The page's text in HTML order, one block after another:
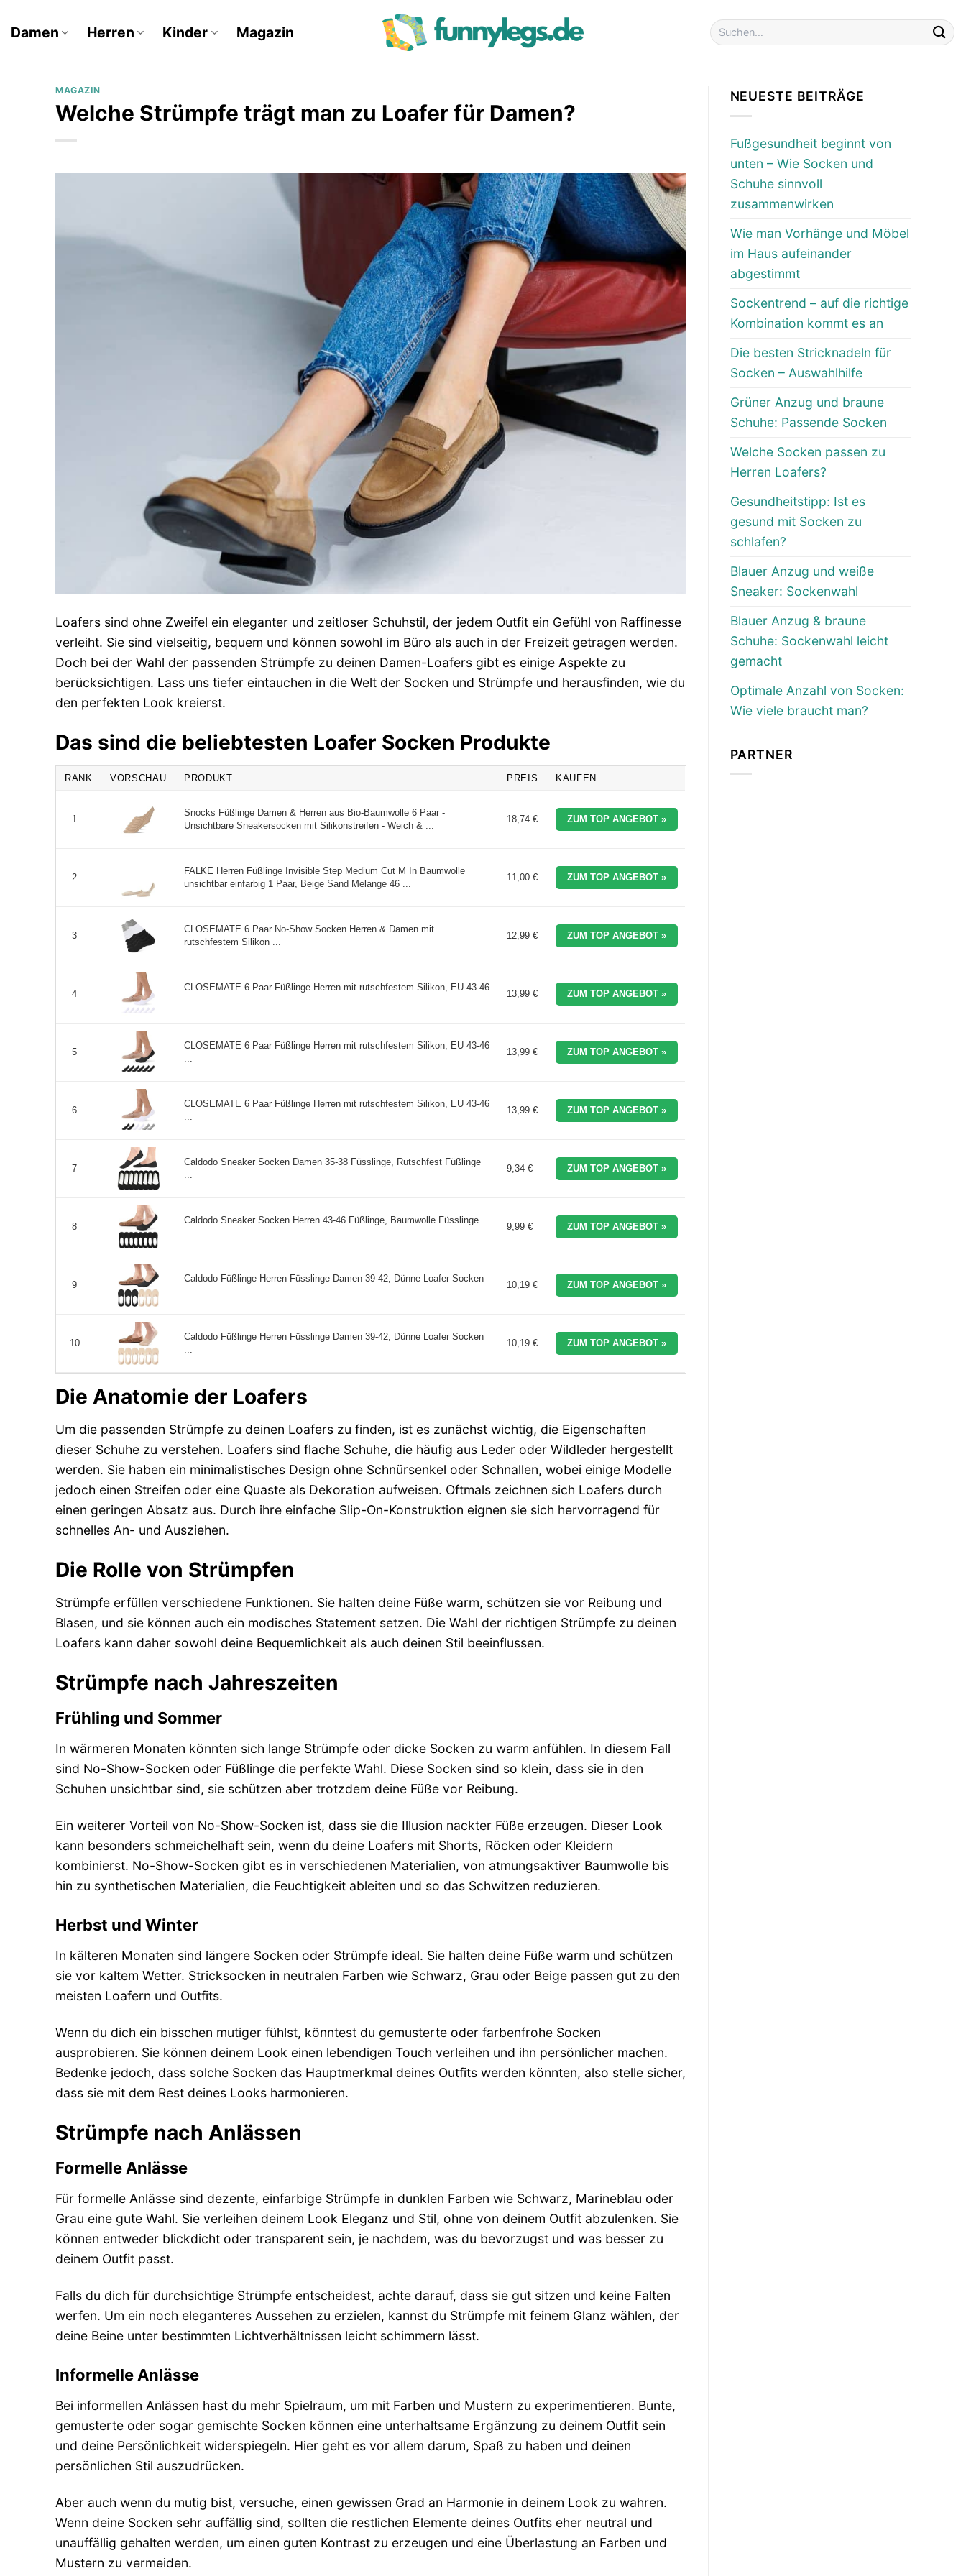
Inhalt
Damen Herren Kinder Magazin
Suchen
nach:
MAGAZIN
Welche Strümpfe trägt man zu Loafer für Damen?
Loafers sind ohne Zweifel ein eleganter und zeitloser Schuhstil, der jedem Outfit ein Gefühl von Raffinesse
verleiht. Sie sind vielseitig, bequem und können sowohl im Büro als auch in der Freizeit getragen werden.
Doch bei der Wahl der passenden Strümpfe zu deinen Damen-Loafers gibt es einige Aspekte zu
berücksichtigen. Lass uns tiefer eintauchen in die Welt der Socken und Strümpfe und herausfinden, wie du
den perfekten Look kreierst.
Das sind die beliebtesten Loafer Socken Produkte
RANK VORSCHAU PRODUKT PREIS KAUFEN
1
Snocks Füßlinge Damen & Herren aus Bio-Baumwolle 6 Paar -
Unsichtbare Sneakersocken mit Silikonstreifen - Weich & ...
18,74 € ZUM TOP ANGEBOT »
2
FALKE Herren Füßlinge Invisible Step Medium Cut M In Baumwolle
unsichtbar einfarbig 1 Paar, Beige Sand Melange 46 ...
11,00 € ZUM TOP ANGEBOT »
3
CLOSEMATE 6 Paar No-Show Socken Herren & Damen mit
rutschfestem Silikon ...
12,99 € ZUM TOP ANGEBOT »
4
CLOSEMATE 6 Paar Füßlinge Herren mit rutschfestem Silikon, EU 43-46
...
13,99 € ZUM TOP ANGEBOT »
5
CLOSEMATE 6 Paar Füßlinge Herren mit rutschfestem Silikon, EU 43-46
...
13,99 € ZUM TOP ANGEBOT »
6
CLOSEMATE 6 Paar Füßlinge Herren mit rutschfestem Silikon, EU 43-46
...
13,99 € ZUM TOP ANGEBOT »
7
Caldodo Sneaker Socken Damen 35-38 Füsslinge, Rutschfest Füßlinge
...
9,34 € ZUM TOP ANGEBOT »
8
Caldodo Sneaker Socken Herren 43-46 Füßlinge, Baumwolle Füsslinge
...
9,99 € ZUM TOP ANGEBOT »
9
Caldodo Füßlinge Herren Füsslinge Damen 39-42, Dünne Loafer Socken
...
10,19 € ZUM TOP ANGEBOT »
10
Caldodo Füßlinge Herren Füsslinge Damen 39-42, Dünne Loafer Socken
...
10,19 € ZUM TOP ANGEBOT »
Die Anatomie der Loafers
Um die passenden Strümpfe zu deinen Loafers zu finden, ist es zunächst wichtig, die Eigenschaften
dieser Schuhe zu verstehen. Loafers sind flache Schuhe, die häufig aus Leder oder Wildleder hergestellt
werden. Sie haben ein minimalistisches Design ohne Schnürsenkel oder Schnallen, wobei einige Modelle
jedoch einen Streifen oder eine Quaste als Dekoration aufweisen. Oftmals zeichnen sich Loafers durch
einen geringen Absatz aus. Durch ihre einfache Slip-On-Konstruktion eignen sie sich hervorragend für
schnelles An- und Ausziehen.
Die Rolle von Strümpfen
Strümpfe erfüllen verschiedene Funktionen. Sie halten deine Füße warm, schützen sie vor Reibung und
Blasen, und sie können auch ein modisches Statement setzen. Die Wahl der richtigen Strümpfe zu deinen
Loafers kann daher sowohl deine Bequemlichkeit als auch deinen Stil beeinflussen.
Strümpfe nach Jahreszeiten
Frühling und Sommer
In wärmeren Monaten könnten sich lange Strümpfe oder dicke Socken zu warm anfühlen. In diesem Fall
sind No-Show-Socken oder Füßlinge die perfekte Wahl. Diese Socken sind so klein, dass sie in den
Schuhen unsichtbar sind, sie schützen aber trotzdem deine Füße vor Reibung.
Ein weiterer Vorteil von No-Show-Socken ist, dass sie die Illusion nackter Füße erzeugen. Dieser Look
kann besonders schmeichelhaft sein, wenn du deine Loafers mit Shorts, Röcken oder Kleidern
kombinierst. No-Show-Socken gibt es in verschiedenen Materialien, von atmungsaktiver Baumwolle bis
hin zu synthetischen Materialien, die Feuchtigkeit ableiten und so das Schwitzen reduzieren.
Herbst und Winter
In kälteren Monaten sind längere Socken oder Strümpfe ideal. Sie halten deine Füße warm und schützen
sie vor kaltem Wetter. Stricksocken in neutralen Farben wie Schwarz, Grau oder Beige passen gut zu den
meisten Loafern und Outfits.
Wenn du dich ein bisschen mutiger fühlst, könntest du gemusterte oder farbenfrohe Socken
ausprobieren. Sie können deinem Look einen lebendigen Touch verleihen und ihn persönlicher machen.
Bedenke jedoch, dass solche Socken das Hauptmerkmal deines Outfits werden könnten, also stelle sicher,
dass sie mit dem Rest deines Looks harmonieren.
Strümpfe nach Anlässen
Formelle Anlässe
Für formelle Anlässe sind dezente, einfarbige Strümpfe in dunklen Farben wie Schwarz, Marineblau oder
Grau eine gute Wahl. Sie verleihen deinem Look Eleganz und Stil, ohne von deinem Outfit abzulenken. Sie
können entweder blickdicht oder transparent sein, je nachdem, was du bevorzugst und was besser zu
deinem Outfit passt.
Falls du dich für durchsichtige Strümpfe entscheidest, achte darauf, dass sie gut sitzen und keine Falten
werfen. Um ein noch eleganteres Aussehen zu erzielen, kannst du Strümpfe mit feinem Glanz wählen, der
deine Beine unter bestimmten Lichtverhältnissen leicht schimmern lässt.
Informelle Anlässe
Bei informellen Anlässen hast du mehr Spielraum, um mit Farben und Mustern zu experimentieren. Bunte,
gemusterte oder sogar gemischte Socken können eine unterhaltsame Ergänzung zu deinem Outfit sein
und deine Persönlichkeit widerspiegeln. Hier geht es vor allem darum, Spaß zu haben und deinen
persönlichen Stil auszudrücken.
Aber auch wenn du mutig bist, versuche, einen gewissen Grad an Harmonie in deinem Look zu wahren.
Wenn deine Socken sehr auffällig sind, sollten die restlichen Elemente deines Outfits eher neutral und
unauffällig gehalten werden, um einen guten Kontrast zu erzeugen und eine Überlastung an Farben und
Mustern zu vermeiden.
NEUESTE BEITRÄGE
Fußgesundheit beginnt von
unten – Wie Socken und
Schuhe sinnvoll
zusammenwirken
Wie man Vorhänge und Möbel
im Haus aufeinander
abgestimmt
Sockentrend – auf die richtige
Kombination kommt es an
Die besten Stricknadeln für
Socken – Auswahlhilfe
Grüner Anzug und braune
Schuhe: Passende Socken
Welche Socken passen zu
Herren Loafers?
Gesundheitstipp: Ist es
gesund mit Socken zu
schlafen?
Blauer Anzug und weiße
Sneaker: Sockenwahl
Blauer Anzug & braune
Schuhe: Sockenwahl leicht
gemacht
Optimale Anzahl von Socken:
Wie viele braucht man?
PARTNER